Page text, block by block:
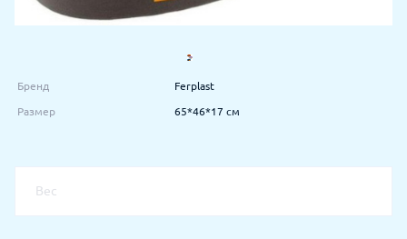
Бренд Ferplast
Размер 65*46*17 см
Вес